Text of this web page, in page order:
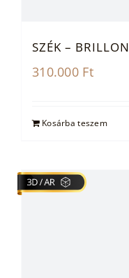
SZÉK – BRILLON
310.000 Ft
Kosárba teszem